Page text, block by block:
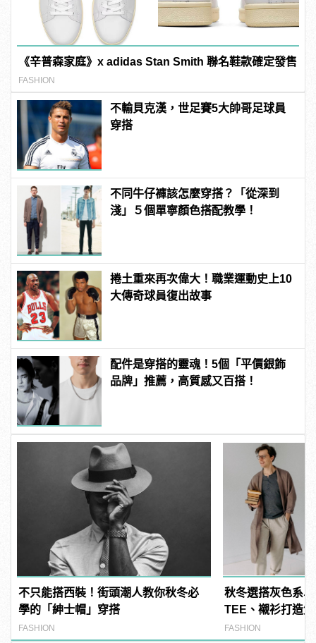
《辛普森家庭》x adidas Stan Smith 聯名鞋款確定發售
FASHION
不輸貝克漢，世足賽5大帥哥足球員
穿搭
不同牛仔褲該怎麼穿搭？「從深到
淺」５個單寧顏色搭配教學！
捲土重來再次偉大！職業運動史上10
大傳奇球員復出故事
配件是穿搭的靈魂！5個「平價銀飾
品牌」推薦，高質感又百搭！
不只能搭西裝！街頭潮人教你秋冬必
學的「紳士帽」穿搭
FASHION
秋冬選搭灰色系
TEE、襯衫打造
FASHION